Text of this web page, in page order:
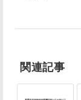
関連記事